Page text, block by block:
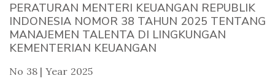
PERATURAN MENTERI KEUANGAN REPUBLIK
INDONESIA NOMOR 38 TAHUN 2025 TENTANG
MANAJEMEN TALENTA DI LINGKUNGAN
KEMENTERIAN KEUANGAN
No 38 | Year 2025